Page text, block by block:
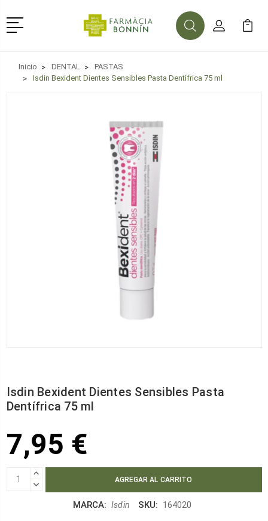
Menú
BuscarMi Cuenta
Mi
Inicio DENTAL
PASTAS
Isdin Bexident Dientes Sensibles Pasta Dentífrica 75 ml
Isdin Bexident Dientes Sensibles Pasta
Dentífrica 75 ml
7,95 €
AUMENTAR
CANTIDAD:
DISMINUIR
MARCA: Isdin SKU: 164020